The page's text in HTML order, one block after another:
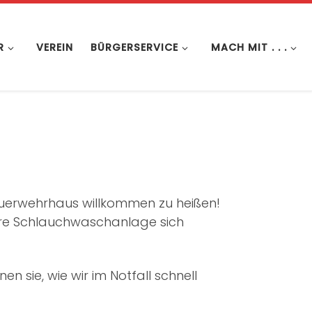
VEREIN BÜRGERSERVICE MACH MIT . . .
willkommen zu heißen!
Schlauchwaschanlage sich
sie, wie wir im Notfall schnell